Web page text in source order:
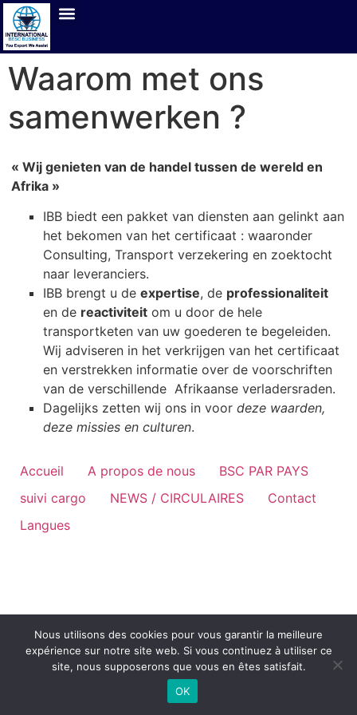
Waarom met ons
samenwerken ?
« Wij genieten van de handel tussen de wereld en
Afrika »
IBB biedt een pakket van diensten aan gelinkt aan
het bekomen van het certificaat : waaronder
Consulting, Transport verzekering en zoektocht
naar leveranciers.
IBB brengt u deexpertise, de professionaliteit
en de reactiviteit om u door de hele
transportketen van uw goederen te begeleiden.
Wij adviseren in het verkrijgen van het certificaat
en verstrekken informatie over de voorschriften
van de verschillende Afrikaanse verladersraden.
Dagelijks zetten wij ons in voordeze waarden,
deze missies en culturen.
Accueil A propos de nous
BSC PAR PAYS
suivi cargo
NEWS / CIRCULAIRES
Contact
Langues
Nous utilisons des cookies pour vous garantir la meilleure
expérience sur notre site web. Si vous continuez à utiliser ce
site, nous supposerons que vous en êtes satisfait.
OK